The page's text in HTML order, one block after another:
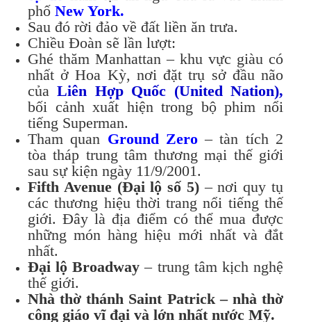
phố New York.
Sau đó rời đảo về đất liền ăn trưa.
Chiều Đoàn sẽ lần lượt:
Ghé thăm Manhattan – khu vực giàu có
nhất ở Hoa Kỳ, nơi đặt trụ sở đầu não
củaLiên Hợp Quốc (United Nation),
bối cảnh xuất hiện trong bộ phim nổi
tiếng Superman.
Tham quan Ground Zero– tàn tích 2
tòa tháp trung tâm thương mại thế giới
sau sự kiện ngày 11/9/2001.
Fifth Avenue (Đại lộ số 5)– nơi quy tụ
các thương hiệu thời trang nổi tiếng thế
giới. Đây là địa điểm có thể mua được
những món hàng hiệu mới nhất và đắt
nhất.
Đại lộ Broadway – trung tâm kịch nghệ
thế giới.
Nhà thờ thánh Saint Patrick – nhà thờ
công giáo vĩ đại và lớn nhất nước Mỹ.